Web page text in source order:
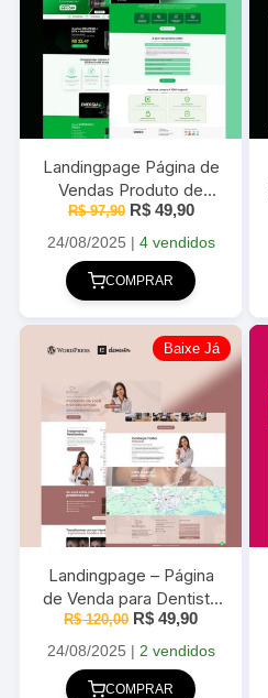
Landingpage Página de
Vendas Produto de
Emagrecimento 100%
Editável 2025
R$97,90 O
original
era:
R$ 97,90.
R$49,90O
atual
R$ 49,90.
24/08/2025 | 4 vendidos
COMPRAR
Baixe Já
Landingpage – Página
de Venda para Dentista
e Clinicas 100% Editável
2025
R$120,00 O
original
era:
R$ 120,00.
R$ 49,90O
atual
24/08/2025 | 2 vendidos
COMPRAR